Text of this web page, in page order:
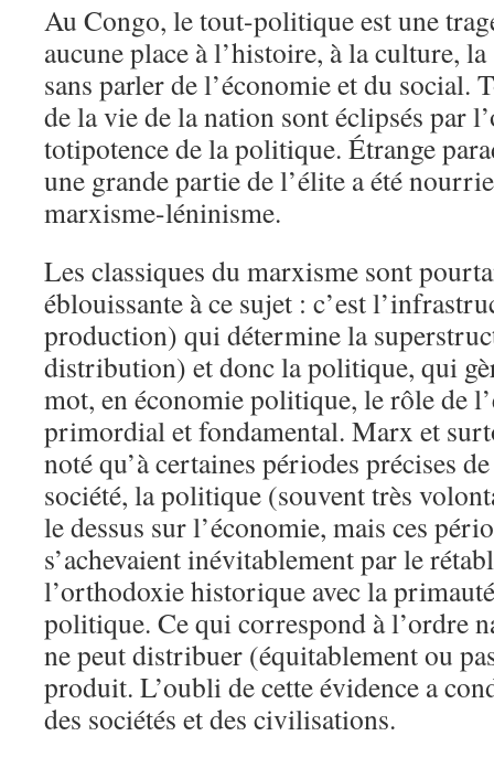
Au Congo, le tout-politique est une
aucune place à l’histoire, à la culture,
sans parler de l’économie et du social.
de la vie de la nation sont éclipsés par
totipotence de la politique. Étrange
une grande partie de l’élite a été
marxisme-léninisme.
Les classiques du marxisme sont
éblouissante à ce sujet : c’est
production) qui détermine la
distribution) et donc la politique, qui
mot, en économie politique, le rôle de
primordial et fondamental. Marx et
noté qu’à certaines périodes précises
société, la politique (souvent très
le dessus sur l’économie, mais ces
s’achevaient inévitablement par le
l’orthodoxie historique avec la
politique. Ce qui correspond à l’ordre
ne peut distribuer (équitablement ou
produit. L’oubli de cette évidence a
des sociétés et des civilisations.